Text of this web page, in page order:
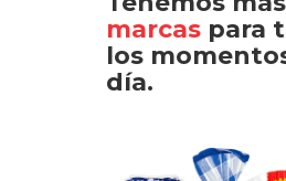
marcas para
los
día.